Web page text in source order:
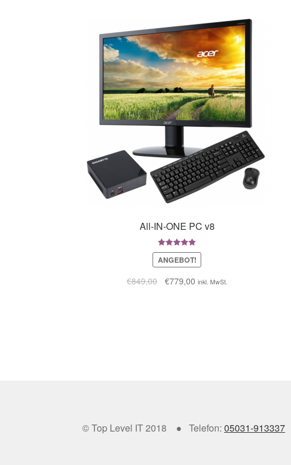
All-IN-ONE PC v8
Bewertet mit
5.00von 5
ANGEBOT!
€849,00 €779,00 inkl. MwSt.
© Top Level IT 2018 ● Telefon:05031-913337